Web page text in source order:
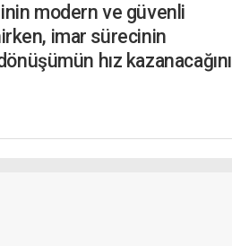
modern ve güvenli
imar sürecinin
hız kazanacağını